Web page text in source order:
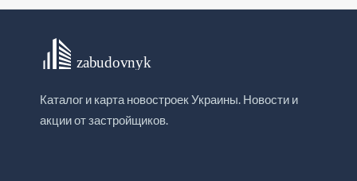
Каталог и карта новостроек Украины. Новости и
акции от застройщиков.